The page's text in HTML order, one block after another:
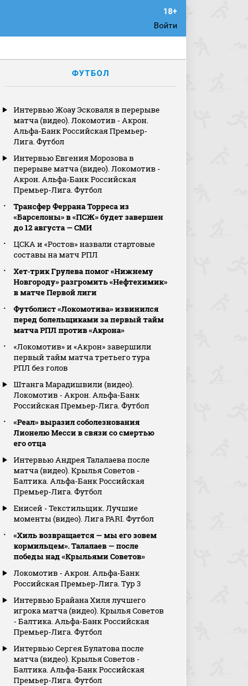
Войти
ФУТБОЛ
Интервью Жоау Эсковаля в перерыве
матча (видео). Локомотив - Акрон.
Альфа-Банк Российская Премьер-
Лига. Футбол
Интервью Евгения Морозова в
перерыве матча (видео). Локомотив -
Акрон. Альфа-Банк Российская
Премьер-Лига. Футбол
Трансфер Феррана Торреса из
«Барселоны» в «ПСЖ» будет завершен
до 12 августа — СМИ
ЦСКА и «Ростов» назвали стартовые
составы на матч РПЛ
Хет‑трик Грулева помог «Нижнему
Новгороду» разгромить «Нефтехимик»
в матче Первой лиги
Футболист «Локомотива» извинился
перед болельщиками за первый тайм
матча РПЛ против «Акрона»
«Локомотив» и «Акрон» завершили
первый тайм матча третьего тура
РПЛ без голов
Штанга Марадишвили (видео).
Локомотив - Акрон. Альфа-Банк
Российская Премьер-Лига. Футбол
«Реал» выразил соболезнования
Лионелю Месси в связи со смертью
его отца
Интервью Андрея Талалаева после
матча (видео). Крылья Советов -
Балтика. Альфа-Банк Российская
Премьер-Лига. Футбол
Енисей - Текстильщик. Лучшие
моменты (видео). Лига PARI. Футбол
«Хиль возвращается — мы его зовем
кормильцем». Талалаев — после
победы над «Крыльями Советов»
Локомотив - Акрон. Альфа-Банк
Российская Премьер-Лига. Тур 3
Интервью Брайана Хиля лучшего
игрока матча (видео). Крылья Советов
- Балтика. Альфа-Банк Российская
Премьер-Лига. Футбол
Интервью Сергея Булатова после
матча (видео). Крылья Советов -
Балтика. Альфа-Банк Российская
Премьер-Лига. Футбол